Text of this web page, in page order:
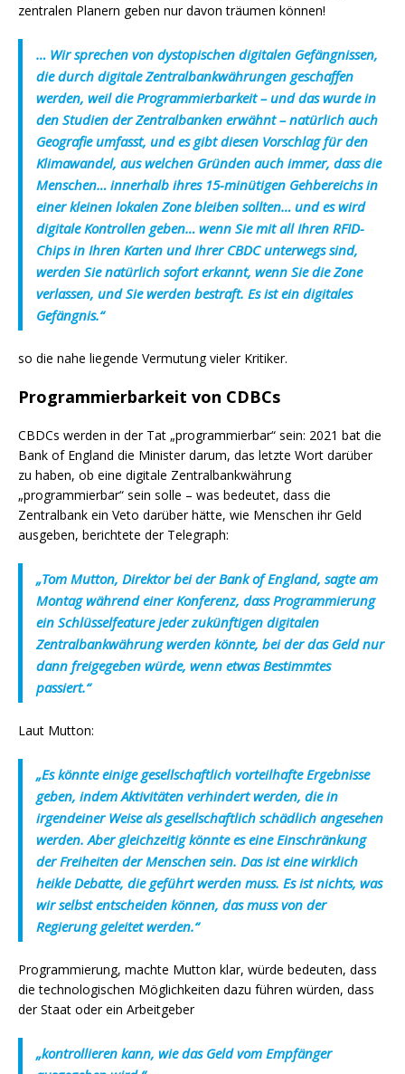
zentralen Planern geben nur davon träumen können!
… Wir sprechen von dystopischen digitalen Gefängnissen,
die durch digitale Zentralbankwährungen geschaffen
werden, weil die Programmierbarkeit – und das wurde in
den Studien der Zentralbanken erwähnt – natürlich auch
Geografie umfasst, und es gibt diesen Vorschlag für den
Klimawandel, aus welchen Gründen auch immer, dass die
Menschen… innerhalb ihres 15-minütigen Gehbereichs in
einer kleinen lokalen Zone bleiben sollten… und es wird
digitale Kontrollen geben… wenn Sie mit all Ihren RFID-
Chips in Ihren Karten und Ihrer CBDC unterwegs sind,
werden Sie natürlich sofort erkannt, wenn Sie die Zone
verlassen, und Sie werden bestraft. Es ist ein digitales
Gefängnis.“
so die nahe liegende Vermutung vieler Kritiker.
Programmierbarkeit von CDBCs
CBDCs werden in der Tat „programmierbar“ sein: 2021 bat die
Bank of England die Minister darum, das letzte Wort darüber
zu haben, ob eine digitale Zentralbankwährung
„programmierbar“ sein solle – was bedeutet, dass die
Zentralbank ein Veto darüber hätte, wie Menschen ihr Geld
ausgeben, berichtete der Telegraph:
„Tom Mutton, Direktor bei der Bank of England, sagte am
Montag während einer Konferenz, dass Programmierung
ein Schlüsselfeature jeder zukünftigen digitalen
Zentralbankwährung werden könnte, bei der das Geld nur
dann freigegeben würde, wenn etwas Bestimmtes
passiert.“
Laut Mutton:
„Es könnte einige gesellschaftlich vorteilhafte Ergebnisse
geben, indem Aktivitäten verhindert werden, die in
irgendeiner Weise als gesellschaftlich schädlich angesehen
werden. Aber gleichzeitig könnte es eine Einschränkung
der Freiheiten der Menschen sein. Das ist eine wirklich
heikle Debatte, die geführt werden muss. Es ist nichts, was
wir selbst entscheiden können, das muss von der
Regierung geleitet werden.“
Programmierung, machte Mutton klar, würde bedeuten, dass
die technologischen Möglichkeiten dazu führen würden, dass
der Staat oder ein Arbeitgeber
„kontrollieren kann, wie das Geld vom Empfänger